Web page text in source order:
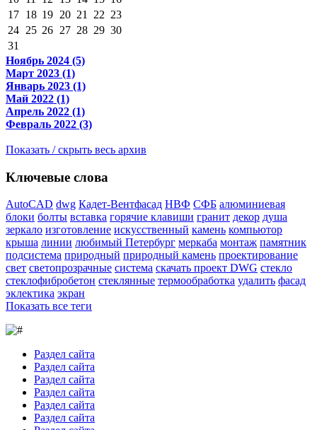
17 18 19 20 21 22 23
24 25 26 27 28 29 30
31
Ноябрь 2024 (5)
Март 2023 (1)
Январь 2023 (1)
Май 2022 (1)
Апрель 2022 (1)
Февраль 2022 (3)
Показать / скрыть весь архив
Ключевые слова
AutoCAD dwg Кадет-Вентфасад НВФ СФБ алюминиевая
блоки болты вставка горячие клавиши гранит декор душа
зеркало изготовление искусственный камень компьютор
крыша линии любимый Петербург меркаба монтаж памятник
подсистема природный природный камень проектирование
свет светопрозрачные система скачать проект DWG стекло
стеклофибробетон стеклянные термообработка удалить фасад
эклектика экран
Показать все теги
Раздел сайта
Раздел сайта
Раздел сайта
Раздел сайта
Раздел сайта
Раздел сайта